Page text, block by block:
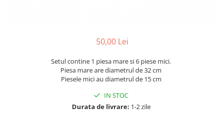
50,00 Lei
Setul contine 1 piesa mare si 6 piese mici.
Piesa mare are diametrul de 32 cm
Piesele mici au diametrul de 15 cm
IN STOC
Durata de livrare: 1-2 zile